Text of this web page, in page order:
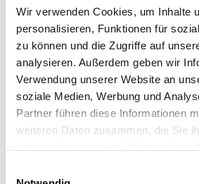
Wir verwenden Cookies, um Inhalte
personalisieren, Funktionen für
zu können und die Zugriffe auf
analysieren. Außerdem geben wir
Verwendung unserer Website an
soziale Medien, Werbung und
Partner führen diese Informationen
weiteren Daten zusammen, die Sie
Preis der Besten
vonInsa Strothmann|22. Mai
Vielseitigkeits-Stilpreis bei den